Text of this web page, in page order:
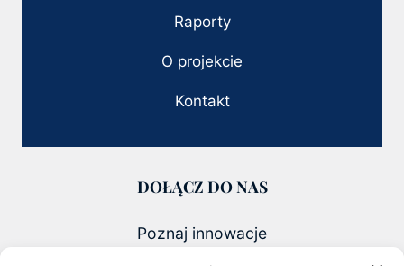
Raporty
O projekcie
Kontakt
DOŁĄCZ DO NAS
Poznaj innowacje